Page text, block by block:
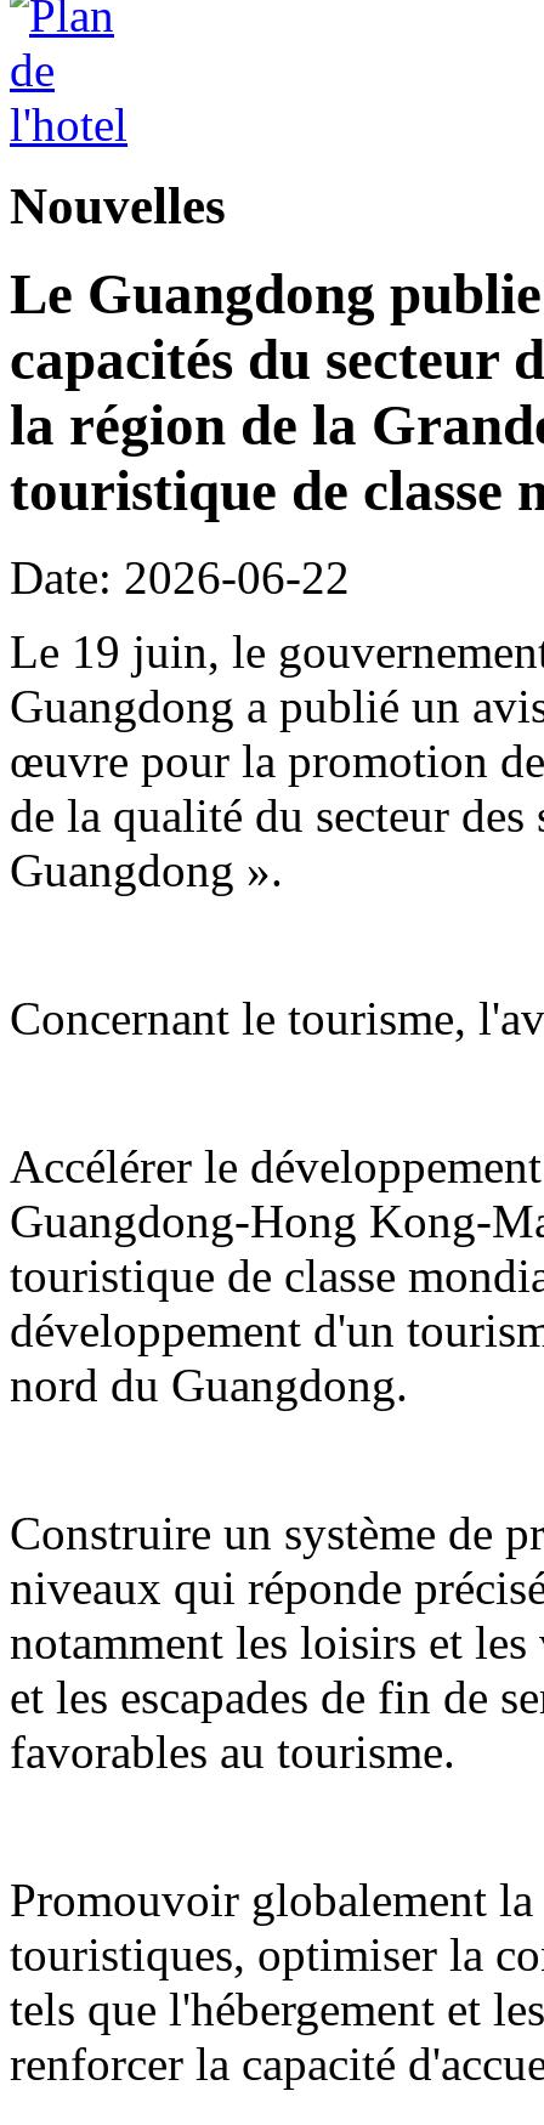
Nouvelles
Le Guangdong
capacités du secteur
la région de la
touristique de classe
Date: 2026-06-22
Le 19 juin, le
Guangdong a publié un
œuvre pour la promotion
de la qualité du secteur
Guangdong ».
Concernant le tourisme,
Accélérer le
Guangdong-Hong Kong-
touristique de classe
développement d'un
nord du Guangdong.
Construire un système de
niveaux qui réponde
notamment les loisirs et
et les escapades de fin de
favorables au tourisme.
Promouvoir globalement
touristiques, optimiser la
tels que l'hébergement et
renforcer la capacité